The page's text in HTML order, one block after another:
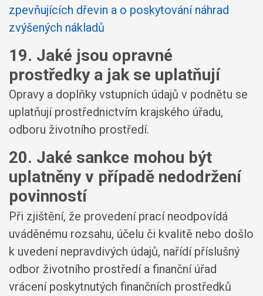
zpevňujících dřevin a o poskytování náhrad
zvýšených nákladů
19. Jaké jsou opravné
prostředky a jak se uplatňují
Opravy a doplňky vstupních údajů v podnětu se
uplatňují prostřednictvím krajského úřadu,
odboru životního prostředí.
20. Jaké sankce mohou být
uplatněny v případě nedodržení
povinností
Při zjištění, že provedení prací neodpovídá
uváděnému rozsahu, účelu či kvalitě nebo došlo
k uvedení nepravdivých údajů, nařídí příslušný
odbor životního prostředí a finanční úřad
vrácení poskytnutých finančních prostředků